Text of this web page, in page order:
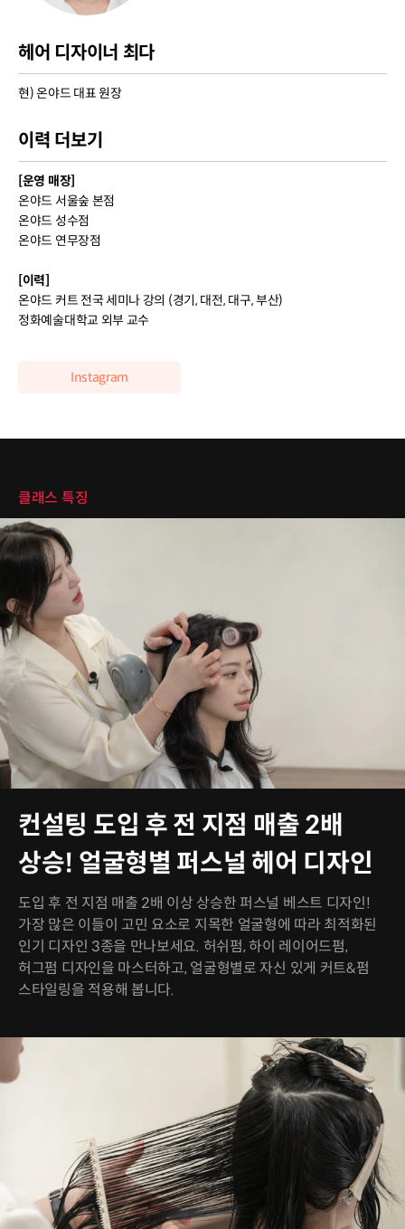
헤어 디자이너 최다
현) 온야드 대표 원장
이력 더보기
[운영 매장]
온야드 서울숲 본점
온야드 성수점
온야드 연무장점
[이력]
온야드 커트 전국 세미나 강의 (경기, 대전, 대구, 부산)
정화예술대학교 외부 교수
Instagram
클래스 특징
컨설팅 도입 후 전 지점 매출 2배
상승! 얼굴형별 퍼스널 헤어 디자인
도입 후 전 지점 매출 2배 이상 상승한 퍼스널 베스트 디자인!
가장 많은 이들이 고민 요소로 지목한 얼굴형에 따라 최적화된
인기 디자인 3종을 만나보세요. 허쉬펌, 하이 레이어드펌,
허그펌 디자인을 마스터하고, 얼굴형별로 자신 있게 커트&펌
스타일링을 적용해 봅니다.